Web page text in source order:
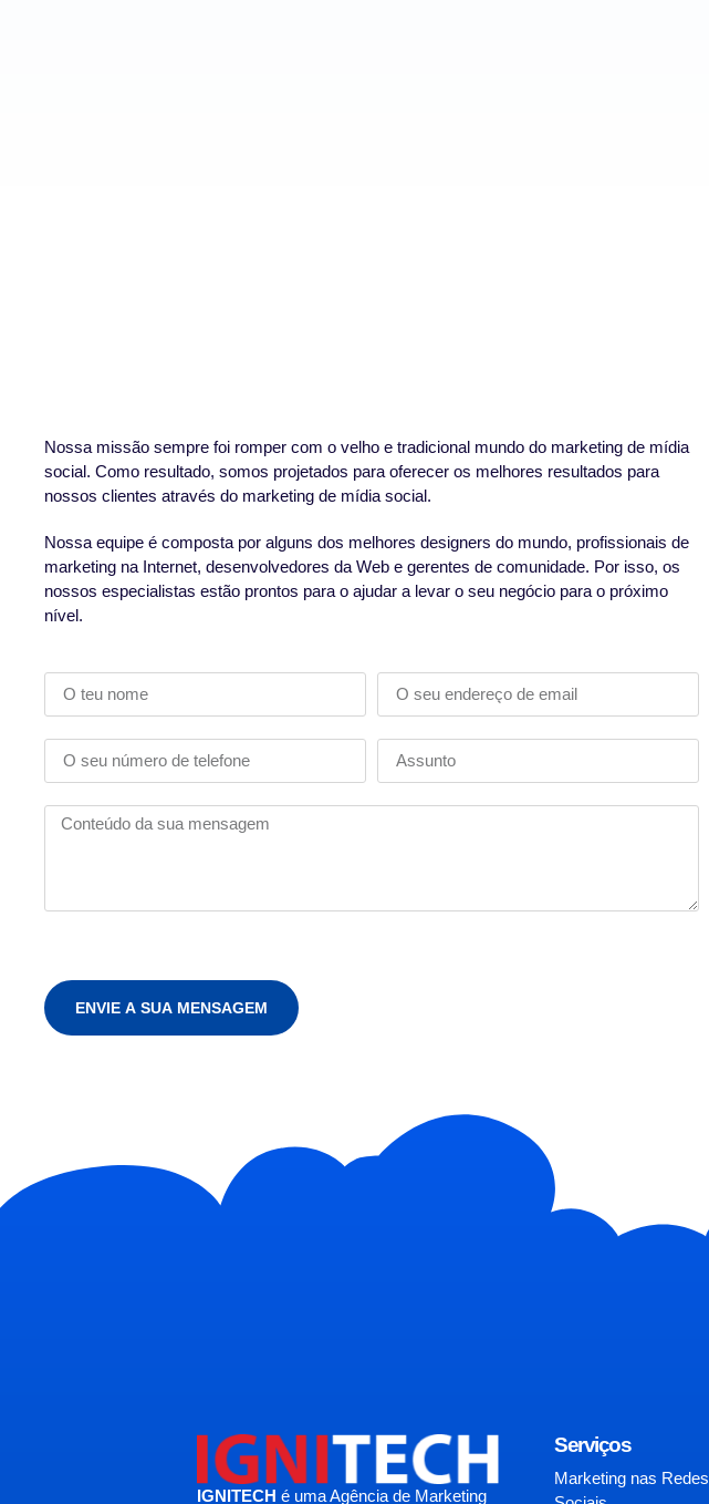
Nossa missão sempre foi romper com o velho e tradicional mundo do marketing de mídia
social. Como resultado, somos projetados para oferecer os melhores resultados para
nossos clientes através do marketing de mídia social.
Nossa equipe é composta por alguns dos melhores designers do mundo, profissionais de
marketing na Internet, desenvolvedores da Web e gerentes de comunidade. Por isso, os
nossos especialistas estão prontos para o ajudar a levar o seu negócio para o próximo
nível.
ENVIE A SUA MENSAGEM
IGNITECH é uma Agência de Marketing
Serviços
Marketing nas Redes